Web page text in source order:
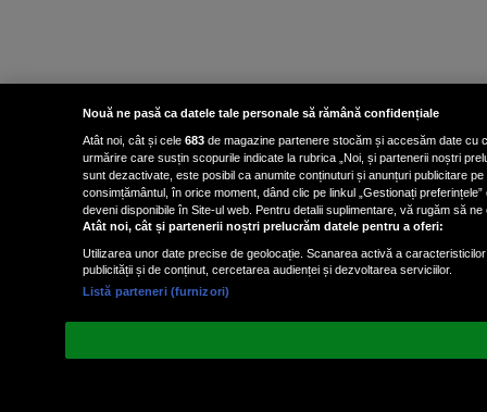
Nouă ne pasă ca datele tale personale să rămână confidențiale
Atât noi, cât și cele 683 de magazine partenere stocăm și accesăm date cu
urmărire care susțin scopurile indicate la rubrica „Noi, și partenerii noștri
sunt dezactivate, este posibil ca anumite conținuturi și anunțuri publicitare
consimțământul, în orice moment, dând clic pe linkul „Gestionați
deveni disponibile în Site-ul web. Pentru detalii suplimentare, vă rugăm să
Atât noi, cât și partenerii noștri prelucrăm datele pentru a oferi:
Utilizarea unor date precise de geolocație. Scanarea activă a
publicității și de conținut, cercetarea audienței și dezvoltarea serviciilor.
Listă parteneri (furnizori)